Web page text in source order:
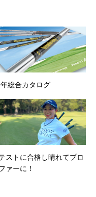
総合カタログ
ストに合格し晴れてプロ
ァーに！